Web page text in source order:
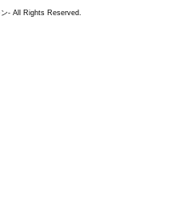
- All Rights Reserved.